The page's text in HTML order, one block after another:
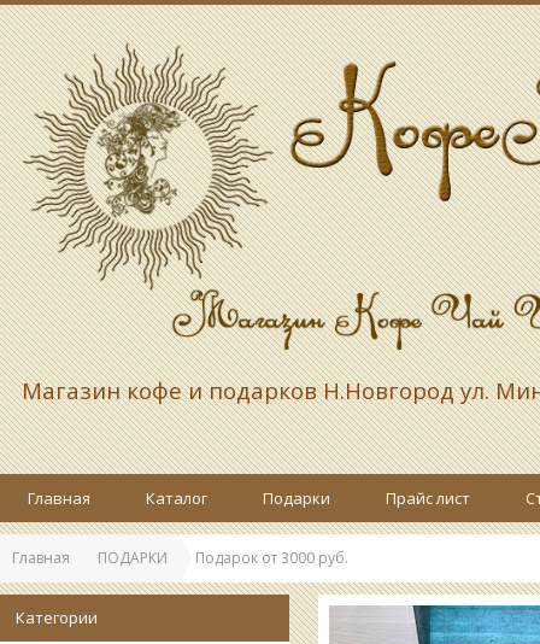
Магазин кофе и подарковН.Новгород ул.
Главная Каталог Подарки Прайс лист
Главная ПОДАРКИ Подарок от 3000 руб.
Категории